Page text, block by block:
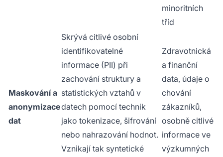
minoritních
tříd
Maskování a
anonymizace
dat
Skrývá citlivé osobní
identifikovatelné
informace (PII) při
zachování struktury a
statistických vztahů v
datech pomocí technik
jako tokenizace, šifrování
nebo nahrazování hodnot.
Vznikají tak syntetické
Zdravotnická
a finanční
data, údaje o
chování
zákazníků,
osobně citlivé
informace ve
výzkumných